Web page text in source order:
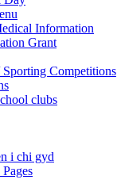
Information
Grant
Competitions
clubs
i chi gyd